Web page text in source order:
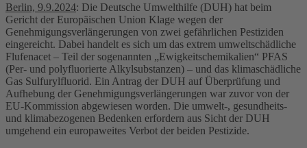
Berlin, 9.9.2024: Die Deutsche Umwelthilfe (DUH) hat beim
Gericht der Europäischen Union Klage wegen der
Genehmigungsverlängerungen von zwei gefährlichen Pestiziden
eingereicht. Dabei handelt es sich um das extrem umweltschädliche
Flufenacet – Teil der sogenannten „Ewigkeitschemikalien“ PFAS
(Per- und polyfluorierte Alkylsubstanzen) – und das klimaschädliche
Gas Sulfurylfluorid. Ein Antrag der DUH auf Überprüfung und
Aufhebung der Genehmigungsverlängerungen war zuvor von der
EU-Kommission abgewiesen worden. Die umwelt-, gesundheits-
und klimabezogenen Bedenken erfordern aus Sicht der DUH
umgehend ein europaweites Verbot der beiden Pestizide.